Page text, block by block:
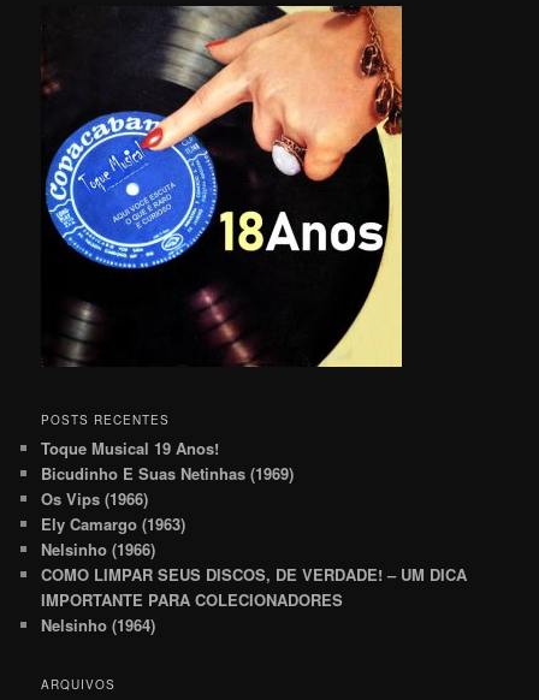
POSTS RECENTES
Toque Musical 19 Anos!
Bicudinho E Suas Netinhas (1969)
Os Vips (1966)
Ely Camargo (1963)
Nelsinho (1966)
COMO LIMPAR SEUS DISCOS, DE VERDADE! – UM DICA
IMPORTANTE PARA COLECIONADORES
Nelsinho (1964)
ARQUIVOS